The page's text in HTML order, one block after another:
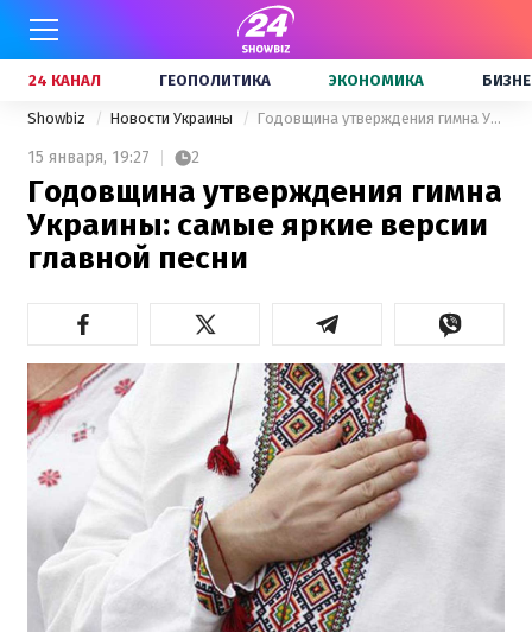
24 КАНАЛ ГЕОПОЛИТИКА ЭКОНОМИКА
Showbiz Новости Украины Годовщина утверждения гимна Украины: самые яркие версии главной песни
15 января, 19:27 2
Годовщина утверждения гимна
Украины: самые яркие версии
главной песни